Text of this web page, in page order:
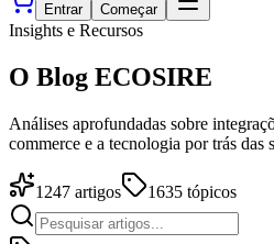
Entrar Começar
Insights e Recursos
O Blog ECOSIRE
Análises aprofundadas sobre
commerce e a tecnologia por trás
1247 artigos 1635 tópicos